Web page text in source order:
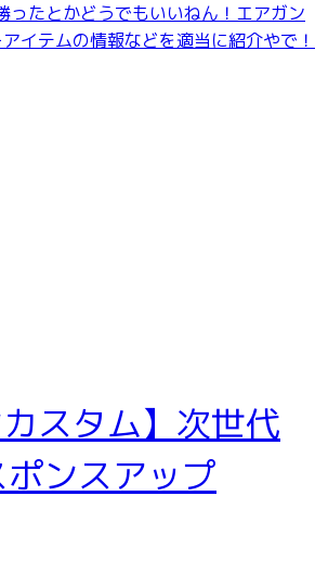
カスタム】次世代
ンスアップ